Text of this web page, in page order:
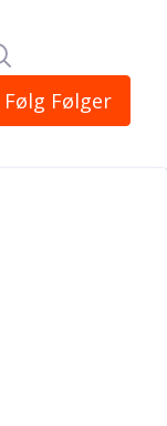
Følg Følger